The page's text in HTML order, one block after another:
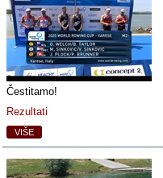
Čestitamo!
Rezultati
VIŠE